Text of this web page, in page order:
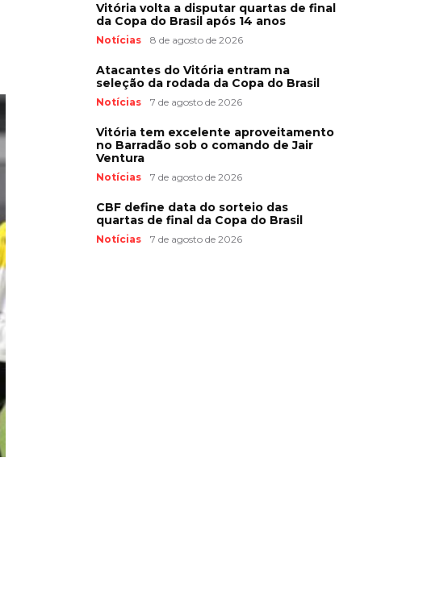
Vitória volta a disputar quartas de final
da Copa do Brasil após 14 anos
Notícias 8 de agosto de 2026
Atacantes do Vitória entram na
seleção da rodada da Copa do Brasil
Notícias 7 de agosto de 2026
Vitória tem excelente aproveitamento
no Barradão sob o comando de Jair
Ventura
Notícias 7 de agosto de 2026
CBF define data do sorteio das
quartas de final da Copa do Brasil
Notícias 7 de agosto de 2026